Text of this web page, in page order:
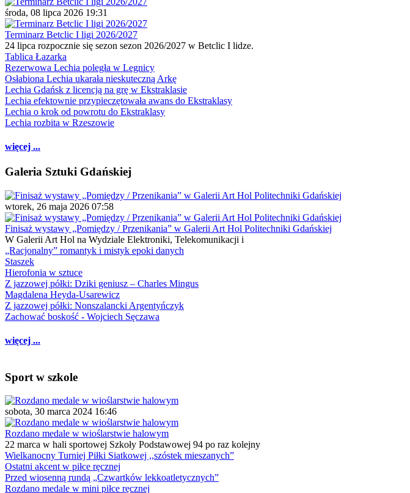
środa, 08 lipca 2026 19:31
Terminarz Betclic I ligi 2026/2027
24 lipca rozpocznie się sezon sezon 2026/2027 w Betclic I lidze.
Tablica Łazarka
Rezerwowa Lechia poległa w Legnicy
Osłabiona Lechia ukarała nieskuteczną Arkę
Lechia Gdańsk z licencją na grę w Ekstraklasie
Lechia efektownie przypieczętowała awans do Ekstraklasy
Lechia o krok od powrotu do Ekstraklasy
Lechia rozbita w Rzeszowie
więcej ...
Galeria Sztuki Gdańskiej
wtorek, 26 maja 2026 07:58
Finisaż wystawy „Pomiędzy / Przenikania” w Galerii Art Hol Politechniki Gdańskiej
W Galerii Art Hol na Wydziale Elektroniki, Telekomunikacji i
„Racjonalny” romantyk i mistyk epoki danych
Staszek
Hierofonia w sztuce
Z jazzowej półki: Dziki geniusz – Charles Mingus
Magdalena Heyda-Usarewicz
Z jazzowej półki: Nonszalancki Argentyńczyk
Zachować boskość - Wojciech Sęczawa
więcej ...
Sport w szkole
sobota, 30 marca 2024 16:46
Rozdano medale w wioślarstwie halowym
22 marca w hali sportowej Szkoły Podstawowej 94 po raz kolejny
Wielkanocny Turniej Piłki Siatkowej ,,szóstek mieszanych”
Ostatni akcent w piłce ręcznej
Przed wiosenną rundą „Czwartków lekkoatletycznych”
Rozdano medale w mini piłce ręcznej